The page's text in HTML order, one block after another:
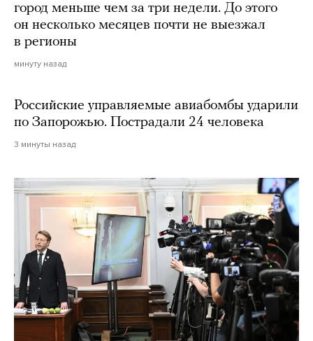
город меньше чем за три недели. До этого
он несколько месяцев почти не выезжал
в регионы
минуту назад
Российские управляемые авиабомбы ударили
по Запорожью. Пострадали 24 человека
3 минуты назад